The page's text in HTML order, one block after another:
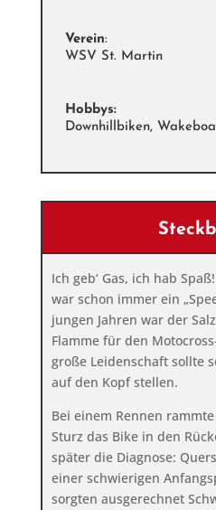
Verein:
WSV St. Martin
Hobbys:
Downhillbiken,
Ich geb‘ Gas, ich hab
war schon immer ein
jungen Jahren war der
Flamme für den
große Leidenschaft sollte
auf den Kopf stellen.
Bei einem Rennen
Sturz das Bike in den
später die Diagnose:
einer schwierigen
sorgten ausgerechnet